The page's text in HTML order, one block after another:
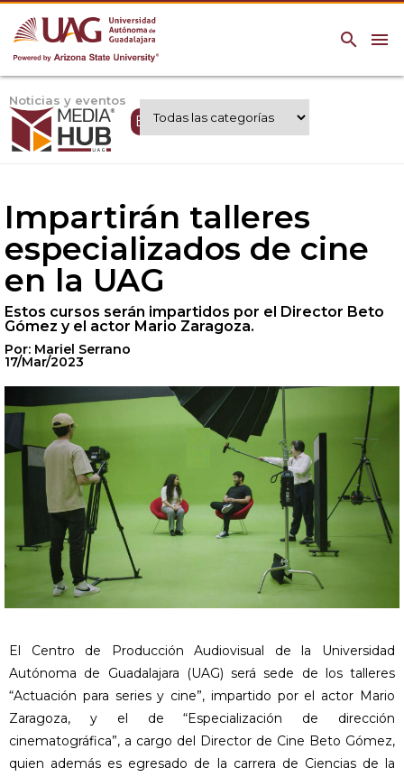
menu
search
Noticias y eventos
Expertos UAG
Impartirán talleres
especializados de cine
en la UAG
Estos cursos serán impartidos por el Director Beto
Gómez y el actor Mario Zaragoza.
Por: Mariel Serrano
17/Mar/2023
El Centro de Producción Audiovisual de la Universidad
Autónoma de Guadalajara (UAG) será sede de los talleres
“Actuación para series y cine”, impartido por el actor Mario
Zaragoza, y el de “Especialización de dirección
cinematográfica”, a cargo del Director de Cine Beto Gómez,
quien además es egresado de la carrera de Ciencias de la